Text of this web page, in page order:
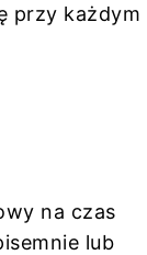
przy każdym
na czas
lub